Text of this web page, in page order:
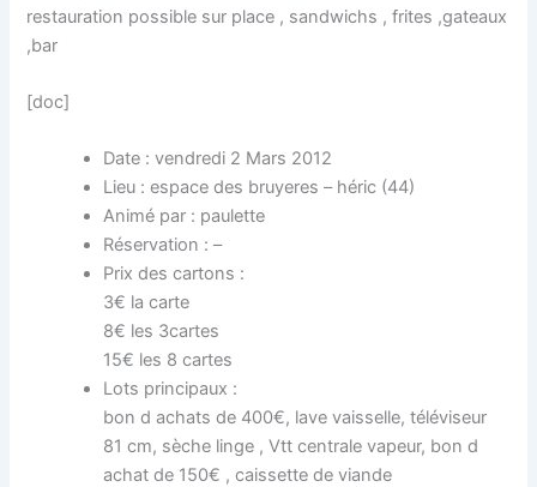
restauration possible sur place , sandwichs , frites ,gateaux
,bar
[doc]
Date : vendredi 2 Mars 2012
Lieu : espace des bruyeres – héric (44)
Animé par : paulette
Réservation : –
Prix des cartons :
3€ la carte
8€ les 3cartes
15€ les 8 cartes
Lots principaux :
bon d achats de 400€, lave vaisselle, téléviseur
81 cm, sèche linge , Vtt centrale vapeur, bon d
achat de 150€ , caissette de viande